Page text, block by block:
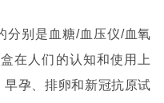
分别是血糖/血压仪/血氧
在人们的认知和使用上
孕、排卵和新冠抗原试